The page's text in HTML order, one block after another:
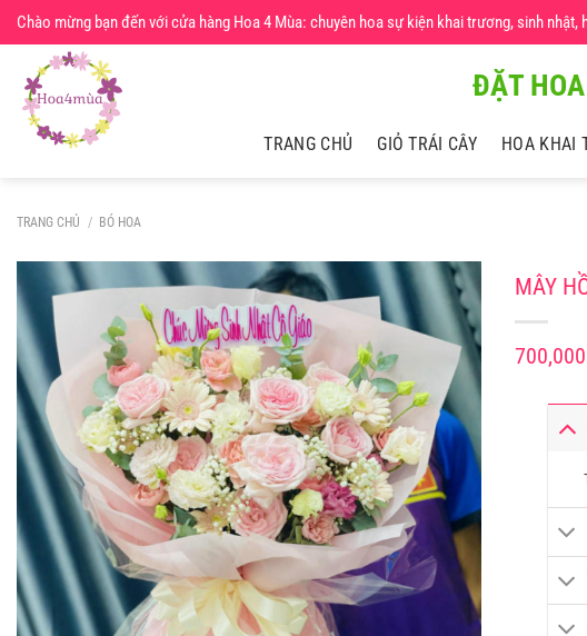
Chuyển
đến
dung
Chào mừng bạn đến với cửa hàng Hoa 4 Mùa: chuyên hoa sự kiện khai trương, sinh nhật,
ĐẶT
TRANG CHỦ GIỎ TRÁI CÂY HOA KHAI
TRANG CHỦ / BÓ HOA
MÂY
700,000